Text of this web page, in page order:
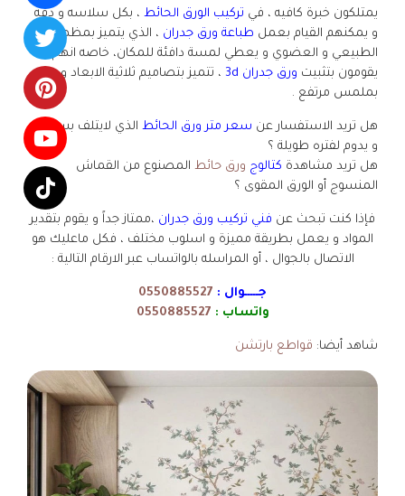
يمتلكون خبرة كافيه ، في تركيب الورق الحائط ، بكل سلاسه و دقه
و يمكنهم القيام بعمل طباعة ورق جدران ، الذي يتميز بمظهره
الطبيعي و العضوي و يعطي لمسة دافئة للمكان، خاصه انهم
يقومون بتثبيت ورق جدران 3d
، تتميز بتصاميم ثلاثية الابعاد و
بملمس مرتفع .
هل تريد الاستفسار عن سعر متر ورق الحائط الذي لايتلف بسهوله
و يدوم لفتره طويلة ؟
هل تريد مشاهدة كتالوج ورق حائط المصنوع من القماش
المنسوج أو الورق المقوى ؟
فإذا كنت تبحث عن فني تركيب ورق جدران ،ممتاز جداً و يقوم بتقدير
المواد و يعمل بطريقة مميزة و اسلوب مختلف ، فكل ماعليك هو
الاتصال بالجوال ، أو المراسله بالواتساب عبر الارقام التالية :
جـــــوال :
واتساب : 0550885527
شاهد أيضا: قواطع بارتشن